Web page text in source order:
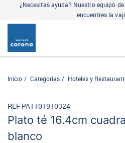
¿Necesitas ayuda? Nuestro equipo
encuentres la
Inicio Categorias Hoteles y
Plato té 16.4cm
blanco
REF PA1101910324